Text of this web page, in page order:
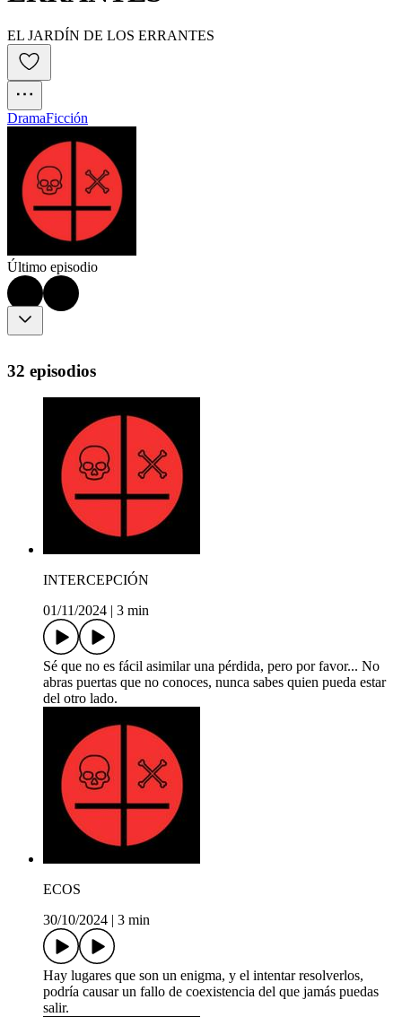
EL JARDÍN DE LOS ERRANTES
DramaFicción
Último episodio
32 episodios
INTERCEPCIÓN
01/11/2024
3 min
Sé que no es fácil asimilar una pérdida, pero por favor... No
abras puertas que no conoces, nunca sabes quien pueda estar
del otro lado.
ECOS
30/10/2024
3 min
Hay lugares que son un enigma, y el intentar resolverlos,
podría causar un fallo de coexistencia del que jamás puedas
salir.